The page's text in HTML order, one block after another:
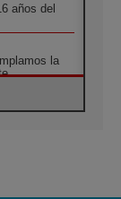
años del
la
la Madre